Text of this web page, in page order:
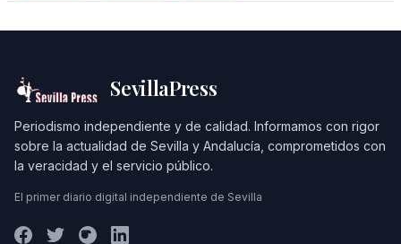
SevillaPress
Periodismo independiente y de calidad. Informamos con rigor
sobre la actualidad de Sevilla y Andalucía, comprometidos con
la veracidad y el servicio público.
El primer diario digital independiente de Sevilla